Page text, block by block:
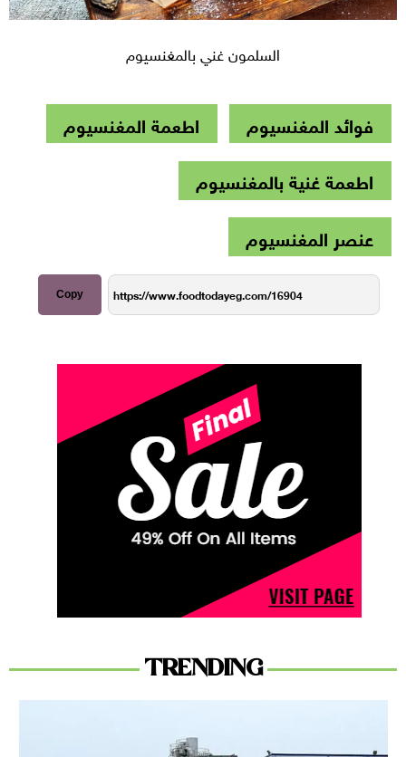
السلمون غني بالمغنسيوم
فوائد المغنسيوم
اطعمة المغنسيوم
اطعمة غنية بالمغنسيوم
عنصر المغنسيوم
Copy
TRENDING